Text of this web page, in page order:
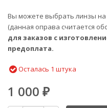
Вы можете выбратьлинзы на
(данная оправа считается
для заказов с
предоплата.
Осталась 1 штука
1 000 ₽